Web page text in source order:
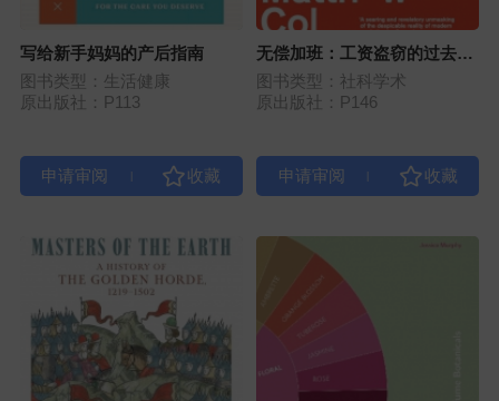
写给新手妈妈的产后指南
图书类型：生活健康
原出版社：P113
无偿加班：工资盗窃的过去、
现在与未来
图书类型：社科学术
原出版社：P146